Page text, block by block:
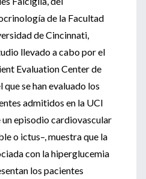
de la Facultad
de Cincinnati,
llevado a cabo por el
Evaluation Center de
se han evaluado los
admitidos en la UCI
episodio cardiovascular
o ictus–, muestra que la
con la hiperglucemia
los pacientes